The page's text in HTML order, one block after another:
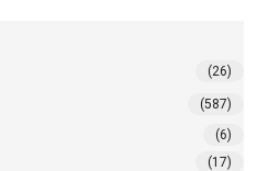
(26)
(587)
(6)
(17)